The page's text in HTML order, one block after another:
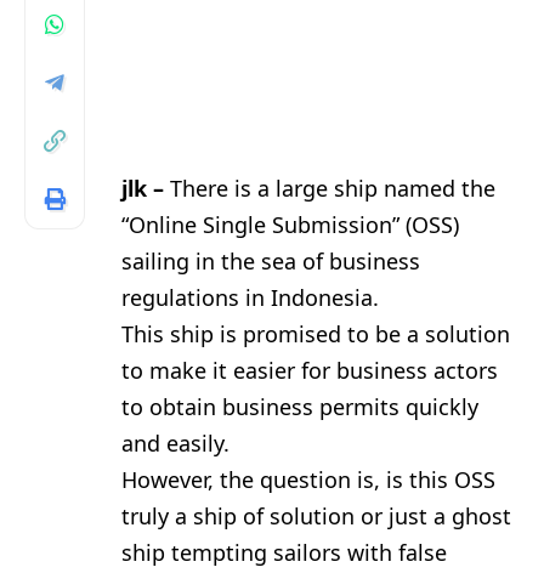
jlk – There is a large ship named the
“Online Single Submission” (OSS)
sailing in the sea of business
regulations in Indonesia.
This ship is promised to be a solution
to make it easier for business actors
to obtain business permits quickly
and easily.
However, the question is, is this OSS
truly a ship of solution or just a ghost
ship tempting sailors with false